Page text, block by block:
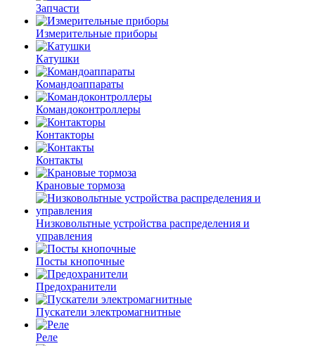
Запчасти
Измерительные приборы
Катушки
Командоаппараты
Командоконтроллеры
Контакторы
Контакты
Крановые тормоза
Низковольтные устройства распределения и
управления
Посты кнопочные
Предохранители
Пускатели электромагнитные
Реле